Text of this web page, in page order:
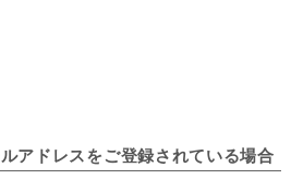
アドレスをご登録されている場合